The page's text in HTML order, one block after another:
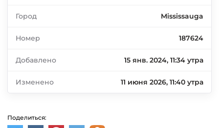
Город Mississauga
Номер 187624
Добавлено 15 янв. 2024, 11:34 утра
Изменено 11 июня 2026, 11:40 утра
Поделиться: